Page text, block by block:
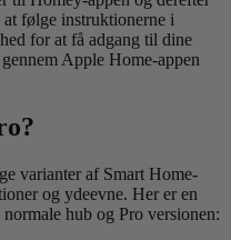
følge instruktionerne i
for at få adgang til dine
Apple Home-appen
varianter af Smart Home-
og ydeevne. Her er en
hub og Pro versionen: